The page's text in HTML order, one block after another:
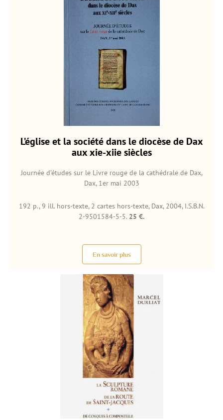
L’église et la société dans le diocèse de Dax
aux xie-xiie siècles
Journée d’études sur le Livre rouge de la cathédrale de Dax,
Dax, 1er mai 2003
192 p., 9 ill. hors-texte, 2 cartes hors-texte, Dax, 2004, I.S.B.N.
2-9501584-5-5. 25 €.
En savoir plus